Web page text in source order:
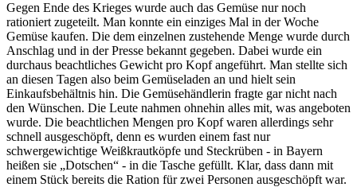
Gegen Ende des Krieges wurde auch das Gemüse nur noch
rationiert zugeteilt. Man konnte ein einziges Mal in der Woche
Gemüse kaufen. Die dem einzelnen zustehende Menge wurde durch
Anschlag und in der Presse bekannt gegeben. Dabei wurde ein
durchaus beachtliches Gewicht pro Kopf angeführt. Man stellte sich
an diesen Tagen also beim Gemüseladen an und hielt sein
Einkaufsbehältnis hin. Die Gemüsehändlerin fragte gar nicht nach
den Wünschen. Die Leute nahmen ohnehin alles mit, was angeboten
wurde. Die beachtlichen Mengen pro Kopf waren allerdings sehr
schnell ausgeschöpft, denn es wurden einem fast nur
schwergewichtige Weißkrautköpfe und Steckrüben - in Bayern
heißen sie
Dotschen
- in die Tasche gefüllt. Klar, dass dann mit
einem Stück bereits die Ration für zwei Personen ausgeschöpft war.